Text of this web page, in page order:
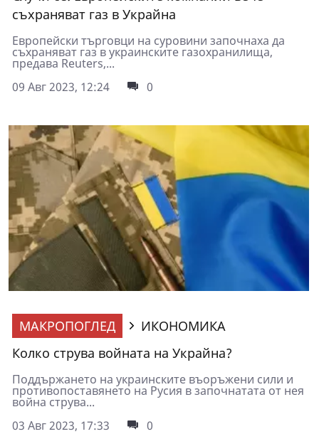
съхраняват газ в Украйна
Европейски търговци на суровини започнаха да
съхраняват газ в украинските газохранилища,
предава Reuters,...
09 Авг 2023, 12:24
0
МАКРОПОГЛЕД
ИКОНОМИКА
Колко струва войната на Украйна?
Поддържането на украинските въоръжени сили и
противопоставянето на Русия в започнатата от нея
война струва...
03 Авг 2023, 17:33
0